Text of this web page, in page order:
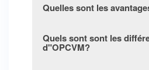
Quelles sont les
Quels sont sont les
d"OPCVM?